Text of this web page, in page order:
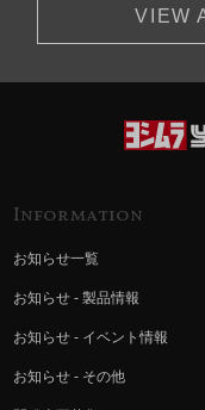
VIEW
Information
お知らせ一覧
お知らせ - 製品情報
お知らせ - イベント情報
お知らせ - その他